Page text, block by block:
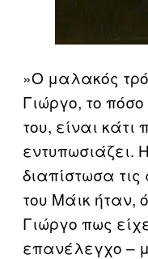
»Ο μαλακός
Γιώργο, το πόσο
του, είναι
εντυπωσιάζει.
διαπίστωσα τις
του Μάικ ήταν,
Γιώργο πως
επανέλεγχο –